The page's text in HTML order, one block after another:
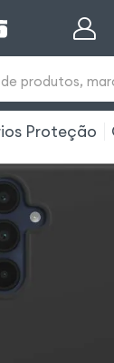
de produtos,
Proteção